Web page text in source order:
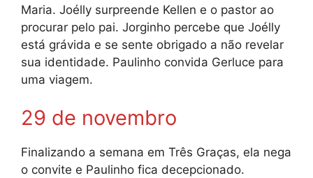
Maria. Joélly surpreende Kellen e o pastor ao
procurar pelo pai. Jorginho percebe que Joélly
está grávida e se sente obrigado a não revelar
sua identidade. Paulinho convida Gerluce para
uma viagem.
29 de novembro
Finalizando a semana em Três Graças, ela nega
o convite e Paulinho fica decepcionado.